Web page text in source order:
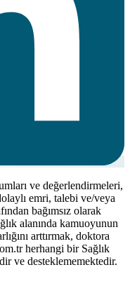
ve değerlendirmeleri,
emri, talebi ve/veya
bağımsız olarak
alanında kamuoyunun
arttırmak, doktora
herhangi bir Sağlık
ve desteklememektedir.